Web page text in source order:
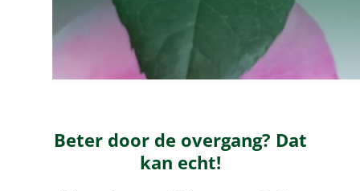
Beter door de overgang? Dat
kan echt!